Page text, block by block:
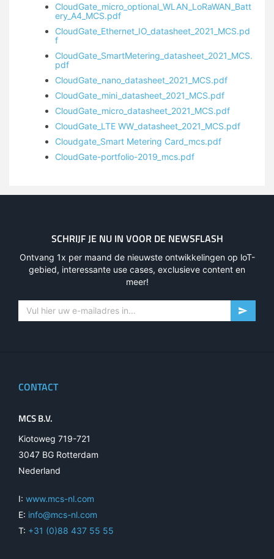
CloudGate_micro_optional_WLAN_LoRaWAN_Batt
ery_A4_MCS.pdf
CloudGate_Ethernet_IO_datasheet_2021_MCS.pd
f
CloudGate_SmartMetering_datasheet_2021_MCS.
pdf
CloudGate_nano_datasheet_2021_MCS.pdf
CloudGate_mini_datasheet_2021_MCS.pdf
CloudGate_micro_datasheet_2021_MCS.pdf
CloudGate_LTE WW_datasheet_2021_MCS.pdf
Cloudgate_Smart Metering Card_mcs.pdf
CloudGate-portfolio-2019_mcs.pdf
SCHRIJF JE NU IN VOOR DE NEWSFLASH
Ontvang 1x per maand de nieuwste ontwikkelingen op loT-
gebied, interessante use cases, exclusieve content en
meer!
CONTACT
MCS B.V.
Kiotoweg 719-721
3047 BG Rotterdam
Nederland
I: www.mcs-nl.com
E: info@mcs-nl.com
T: +31 (0)88 437 55 55